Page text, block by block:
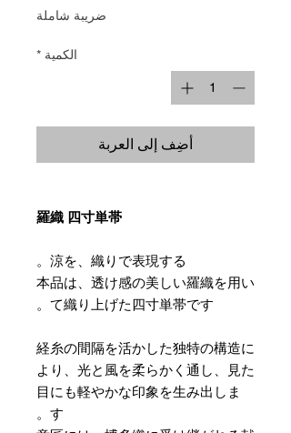
ضريبة شاملة
الكمية *
أضِف إلى العربة
羅織 四寸単帯
涼を、織りで表現する。
本品は、透け感の美しい羅織を用い
て織り上げた四寸単帯です。
経糸の間隔を活かした独特の構造に
より、光と風を柔らかく通し、見た
目にも軽やかな印象を生み出しま
す。